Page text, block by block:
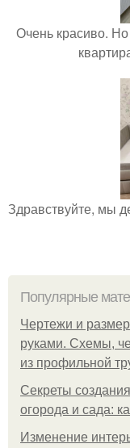
Очень красиво. Но
Здравствуйте, мы
Популярные
Чертежи и
руками. Схемы,
из профильной
Секреты
огорода и сада:
Изменение